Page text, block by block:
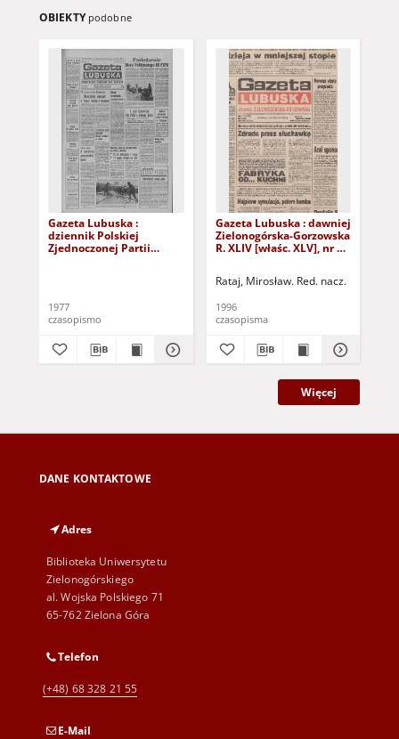
OBIEKTY podobne
Gazeta Lubuska :
dziennik Polskiej
Zjednoczonej Partii
1977
czasopismo
Gazeta Lubuska : dawniej
Zielonogórska-Gorzowska
R. XLIV [właśc. XLV], nr 52
Rataj, Mirosław. Red. nacz.
1996
czasopisma
Więcej
DANE KONTAKTOWE
Adres
Biblioteka Uniwersytetu
Zielonogórskiego
al. Wojska Polskiego 71
65-762 Zielona Góra
Telefon
(+48) 68 328 21 55
E-Mail